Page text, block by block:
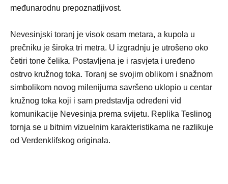
međunarodnu prepoznatljivost.
Nevesinjski toranj je visok osam metara, a kupola u
prečniku je široka tri metra. U izgradnju je utrošeno oko
četiri tone čelika. Postavljena je i rasvjeta i uređeno
ostrvo kružnog toka. Toranj se svojim oblikom i snažnom
simbolikom novog milenijuma savršeno uklopio u centar
kružnog toka koji i sam predstavlja određeni vid
komunikacije Nevesinja prema svijetu. Replika Teslinog
tornja se u bitnim vizuelnim karakteristikama ne razlikuje
od Verdenklifskog originala.